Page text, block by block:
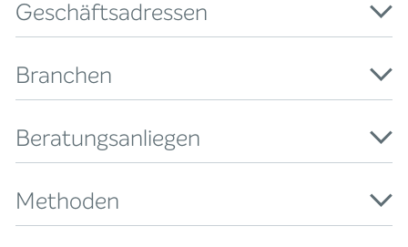
Geschäftsadressen
Branchen
Beratungsanliegen
Methoden